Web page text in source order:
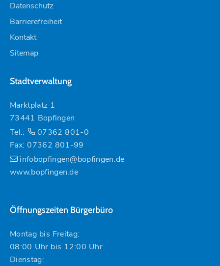
Datenschutz
Barrierefreiheit
Kontakt
Sitemap
Stadtverwaltung
Marktplatz 1
73441 Bopfingen
Tel.:
07362 801-0
Fax: 07362 801-99
infobopfingen@bopfingen.de
www.bopfingen.de
Öffnungszeiten Bürgerbüro
Montag bis Freitag:
08:00 Uhr bis 12:00 Uhr
Dienstag: